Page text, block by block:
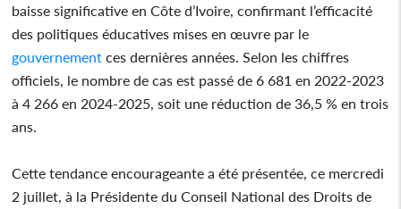
baisse significative en Côte d’Ivoire, confirmant l’efficacité
des politiques éducatives mises en œuvre par le
gouvernement ces dernières années. Selon les chiffres
officiels, le nombre de cas est passé de 6 681 en 2022-2023
à 4 266 en 2024-2025, soit une réduction de 36,5 % en trois
ans.
Cette tendance encourageante a été présentée, ce mercredi
2 juillet, à la Présidente du Conseil National des Droits de